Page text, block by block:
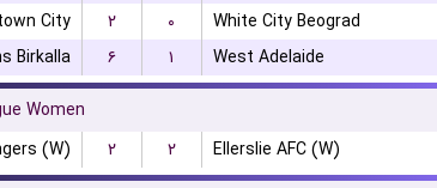
City
۲ ۰ White City Beograd
Birkalla
۶ ۱ West Adelaide
Women
(W)
۲ ۲ Ellerslie AFC (W)